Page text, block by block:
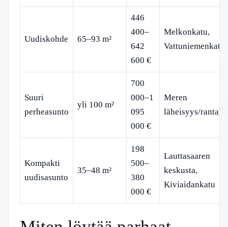
Uudiskohde 65–93 m²
446
400–
642
600 €
Melkonkatu,
Vattuniemenkatu
Suuri
perheasunto
yli 100 m²
700
000–1
095
000 €
Meren
läheisyys/
Kompakti
uudisasunto
35–48 m²
198
500–
380
000 €
Lauttasaaren
keskusta,
Kiviaidankatu